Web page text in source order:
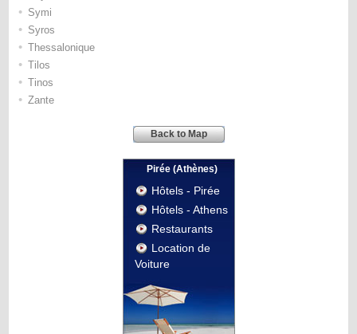
• Symi
• Syros
• Thessalonique
• Tilos
• Tinos
• Zante
Back to Map
Pirée (Athènes)
Hôtels - Pirée
Hôtels - Athens
Restaurants
Location de
Voiture